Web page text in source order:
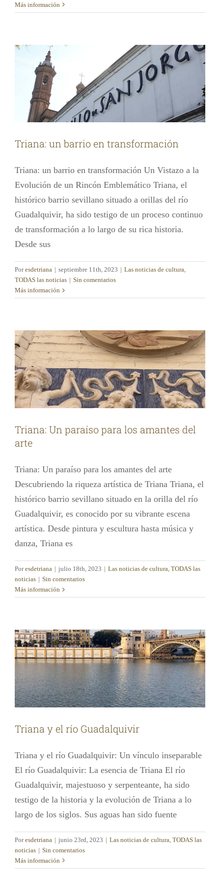
Más información
Triana: un barrio en transformación
Triana: un barrio en transformación
Triana: un barrio en transformación Un Vistazo a la
Evolución de un Rincón Emblemático Triana, el
histórico barrio sevillano situado a orillas del río
Guadalquivir, ha sido testigo de un proceso continuo
de transformación a lo largo de su rica historia.
Desde sus
Poresdetriana | septiembre 11th, 2023 | Las noticias de cultura,
TODAS las noticias | Sin comentarios
Más información
Triana: Un paraíso para los amantes del
Triana: Un paraíso para los amantes del
arte
Triana: Un paraíso para los amantes del arte
Descubriendo la riqueza artística de Triana Triana, el
histórico barrio sevillano situado en la orilla del río
Guadalquivir, es conocido por su vibrante escena
artística. Desde pintura y escultura hasta música y
danza, Triana es
Poresdetriana | julio 18th, 2023 | Las noticias de cultura, TODAS las
noticias | Sin comentarios
Más información
Triana y el río Guadalquivir
Triana y el río Guadalquivir
Triana y el río Guadalquivir: Un vínculo inseparable
El río Guadalquivir: La esencia de Triana El río
Guadalquivir, majestuoso y serpenteante, ha sido
testigo de la historia y la evolución de Triana a lo
largo de los siglos. Sus aguas han sido fuente
Poresdetriana | junio 23rd, 2023 | Las noticias de cultura TODAS las
noticias | Sin comentarios
Más información
Recorre los rincones más pintorescos de